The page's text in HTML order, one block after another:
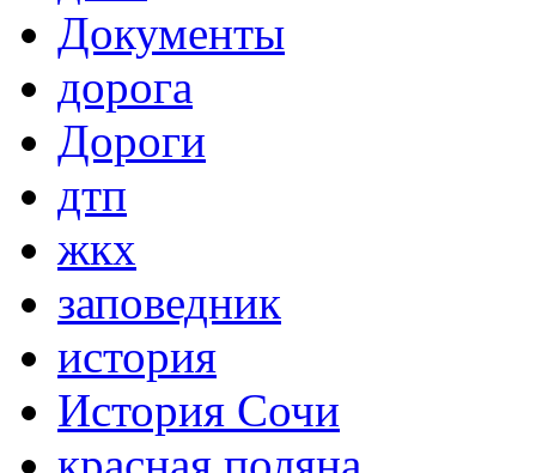
Документы
дорога
Дороги
дтп
жкх
заповедник
история
История Сочи